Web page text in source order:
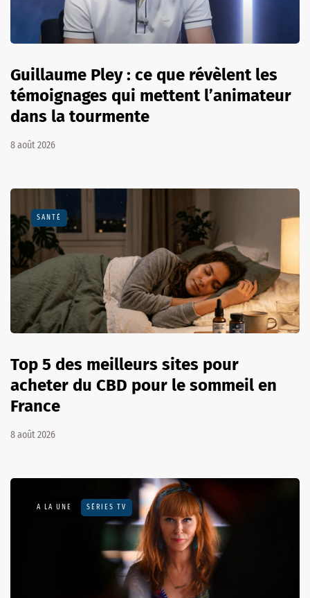
Guillaume Pley : ce que révèlent les
témoignages qui mettent l’animateur
dans la tourmente
8 août 2026
SANTÉ
Top 5 des meilleurs sites pour
acheter du CBD pour le sommeil en
France
8 août 2026
A LA UNE SÉRIES TV